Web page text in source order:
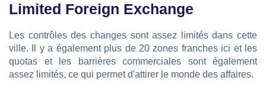
Limited Foreign Exchange
Les contrôles des changes sont assez limités dans cette
ville. Il y a également plus de 20 zones franches ici et les
quotas et les barrières commerciales sont également
assez limités, ce qui permet d'attirer le monde des affaires.